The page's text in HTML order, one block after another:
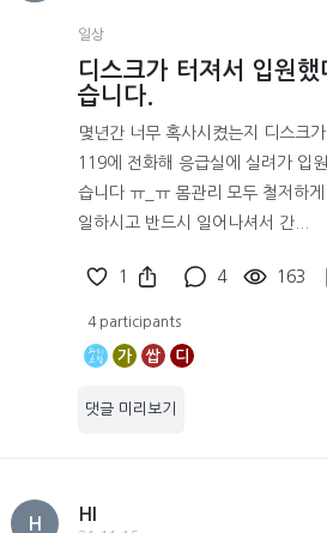
일상
디스크가 터져서 입원
습니다.
몇년간 너무 혹사시켰는지 디스크
119에 전화해 응급실에 실려가 입
습니다 ㅠ_ㅠ 몸관리 모두 철저하
일하시고 반드시 일어나셔서 간...
1 4 163
4 participants
가 쌉 디
댓글 미리보기
H
HI